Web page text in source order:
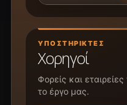
ΥΠΟΣΤΗΡΙΚΤΈΣ
Χορηγοί
Φορείς και
το έργο μας.